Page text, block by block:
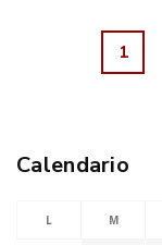
1
Calendario
L M